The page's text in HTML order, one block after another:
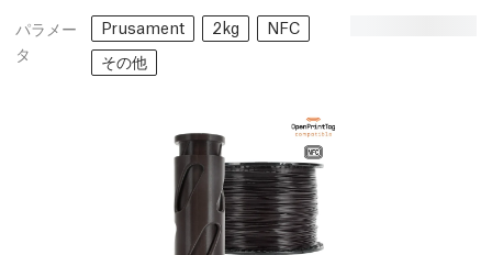
パラメー
タ
Prusament 2kg
NFC
その他